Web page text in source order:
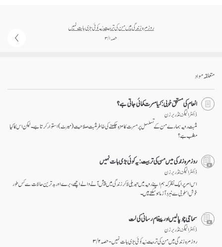
روز مرہ زندگی میں من کی تربیت: یہ کوئی بڑی بات نہیں
حصہ ۱ / ۳
متعلقہ مواد
انعام کی مستحق خوبی: کیا مسرت کمائی جاتی ہے؟
ڈاکٹر الیگزینڈر برزن
مثبت رویہ ہمارے من کے تسلسل پر مسرت کا مزہ چکھنے کی خاطر مثبت صلاحیت (میرٹ) استوار کرتا ہے۔ لیکن اس کا کیا
مطلب ہے؟
روز مرہ زندگی میں من کی تربیت: یہ کوئی بڑی بات نہیں
ڈاکٹر الیگزینڈر برزن
اس امر پر ایک نظر کہ ہم اپنے رویہ میں تبدیلی لا کر زندگی میں پیش آنے والے اچھے، برے اور بد ترین حالات سے کس طور
خوش اسلوبی سے نبرد آزما ہو سکتے ہیں۔
سماجی چوپالیں اور پیغام رسانی کی لت
ڈاکٹر الیگزینڈر برزن
روز مرہ زندگی میں من کی تربیت: یہ کوئی بڑی بات نہیں - حصہ ۲ / ۳